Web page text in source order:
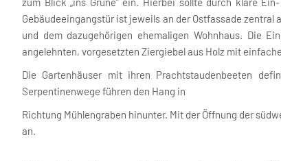
Gebäudeeingangstür ist jeweils an der Ostfassade
und dem dazugehörigen ehemaligen Wohnhaus. Die
angelehnten, vorgesetzten Ziergiebel aus Holz mit
Die Gartenhäuser mit ihren Prachtstaudenbeeten
Serpentinenwege führen den Hang in
Richtung Mühlengraben hinunter. Mit der Öffnung der
an.